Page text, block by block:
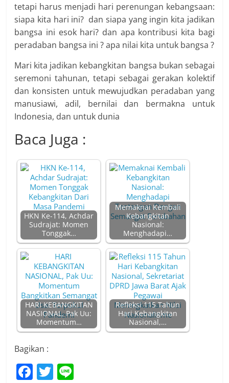
tetapi harus menjadi hari perenungan kebangsaan:
siapa kita hari ini? dan siapa yang ingin kita jadikan
bangsa ini esok hari? dan apa kontribusi kita bagi
peradaban bangsa ini ? apa nilai kita untuk bangsa ?
Mari kita jadikan kebangkitan bangsa bukan sebagai
seremoni tahunan, tetapi sebagai gerakan kolektif
dan konsisten untuk mewujudkan peradaban yang
manusiawi, adil, bernilai dan bermakna untuk
Indonesia, dan untuk dunia
Baca Juga :
HKN Ke-114, Achdar
Sudrajat: Momen
Tonggak…
Memaknai Kembali
Kebangkitan
Nasional:
Menghadapi…
HARI KEBANGKITAN
NASIONAL, Pak Uu:
Momentum…
Refleksi 115 Tahun
Hari Kebangkitan
Nasional,…
Bagikan :
F T